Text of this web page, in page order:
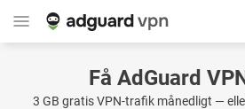
Få AdGuard
3 GB gratis VPN-trafik månedligt —